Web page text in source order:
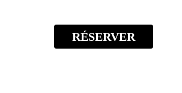
RÉSERVER